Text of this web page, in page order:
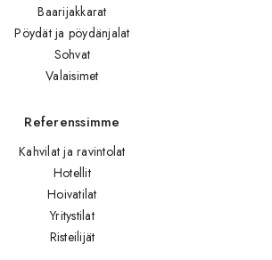
Baarijakkarat
Pöydät ja pöydänjalat
Sohvat
Valaisimet
Referenssimme
Kahvilat ja ravintolat
Hotellit
Hoivatilat
Yritystilat
Risteilijät